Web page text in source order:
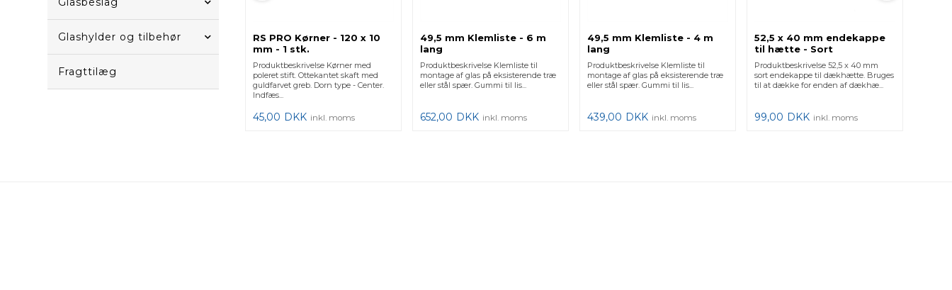
Glashylder og tilbehør
Fragttilæg
RS PRO Kørner - 120 x 10
mm - 1 stk.
Produktbeskrivelse Kørner med
poleret stift. Ottekantet skaft med
guldfarvet greb. Dorn type - Center.
Indfæs...
45,00 DKK inkl. moms
49,5 mm Klemliste - 6 m
lang
Produktbeskrivelse Klemliste til
montage af glas på eksisterende træ
eller stål spær. Gummi til lis...
652,00 DKK inkl. moms
49,5 mm Klemliste - 4 m
lang
Produktbeskrivelse Klemliste til
montage af glas på eksisterende træ
eller stål spær. Gummi til lis...
439,00 DKK inkl. moms
52,5 x 40 mm endekappe
til hætte - Sort
Produktbeskrivelse 52,5 x 40 mm
sort endekappe til dækhætte. Bruges
til at dække for enden af dækhæ...
99,00 DKK inkl. moms